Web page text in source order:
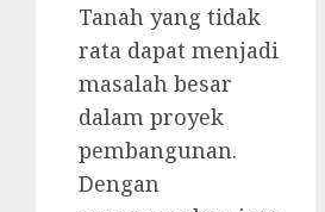
Tanah yang tidak
rata dapat menjadi
masalah besar
dalam proyek
pembangunan.
Dengan